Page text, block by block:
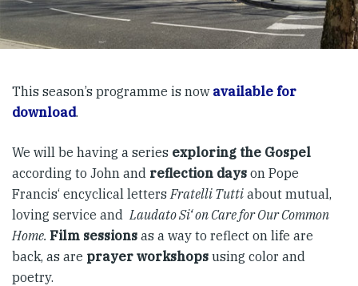
This season’s programme is now available for
download.
We will be having a series exploring the Gospel
according to John and reflection days on Pope
Francis‘ encyclical lettersFratelli Tutti about mutual,
loving service andLaudato Si‘ on Care for Our Common
Home. Film sessions as a way to reflect on life are
back, as are prayer workshops using color and
poetry.